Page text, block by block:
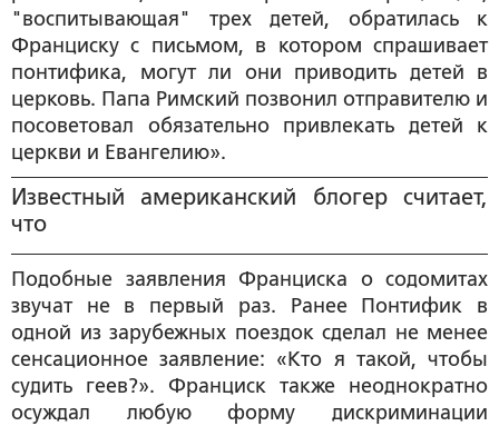
"воспитывающая" трех детей, обратилась к
Франциску с письмом, в котором спрашивает
понтифика, могут ли они приводить детей в
церковь. Папа Римский позвонил отправителю и
посоветовал обязательно привлекать детей к
церкви и Евангелию».
Известный американский блогер считает,
что
Подобные заявления Франциска о содомитах
звучат не в первый раз. Ранее Понтифик в
одной из зарубежных поездок сделал не менее
сенсационное заявление: «Кто я такой, чтобы
судить геев?». Франциск также неоднократно
осуждал любую форму дискриминации